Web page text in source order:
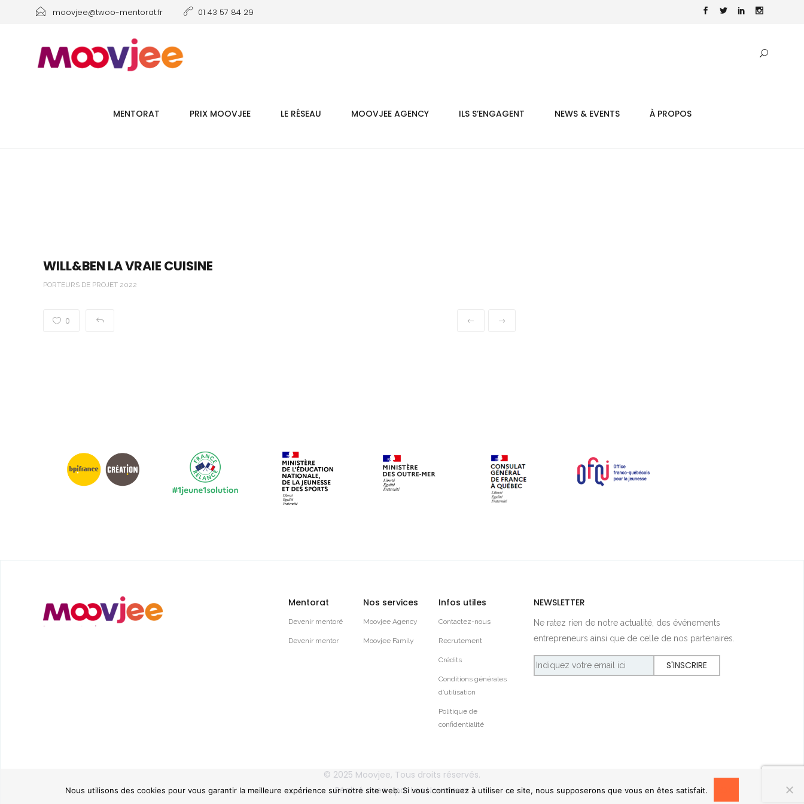
moovjee@twoo-mentorat.fr 01 43 57 84 29
MENTORAT PRIX MOOVJEE LE RÉSEAU MOOVJEE AGENCY ILS S’ENGAGENT NEWS & EVENTS À PROPOS
WILL&BEN LA VRAIE CUISINE
PORTEURS DE PROJET 2022
0
Mentorat
Devenir mentoré
Devenir mentor
Nos services
Moovjee Agency
Moovjee Family
Infos utiles
Contactez-nous
Recrutement
Crédits
Conditions générales
d’utilisation
Politique de
confidentialité
NEWSLETTER
Ne ratez rien de notre actualité, des événements
entrepreneurs ainsi que de celle de nos partenaires.
© 2025 Moovjee, Tous droits réservés.
Réalisé avec par Les Novateurs
Nous utilisons des cookies pour vous garantir la meilleure expérience sur notre site web. Si vous continuez à utiliser ce site, nous supposerons que vous en êtes satisfait.